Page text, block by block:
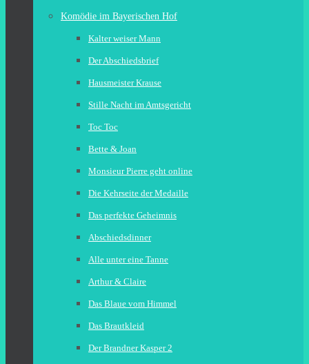
Komödie im Bayerischen Hof
Kalter weiser Mann
Der Abschiedsbrief
Hausmeister Krause
Stille Nacht im Amtsgericht
Toc Toc
Bette & Joan
Monsieur Pierre geht online
Die Kehrseite der Medaille
Das perfekte Geheimnis
Abschiedsdinner
Alle unter eine Tanne
Arthur & Claire
Das Blaue vom Himmel
Das Brautkleid
Der Brandner Kasper 2